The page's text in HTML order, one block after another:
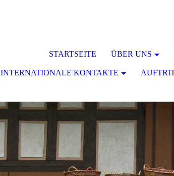
STARTSEITE ÜBER UNS
INTERNATIONALE KONTAKTE